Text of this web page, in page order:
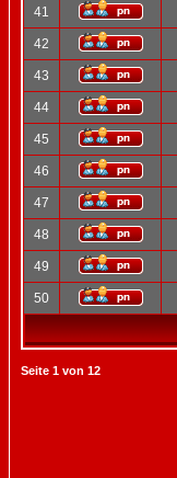
41
42
43
44
45
46
47
48
49
50
Seite 1 von 12